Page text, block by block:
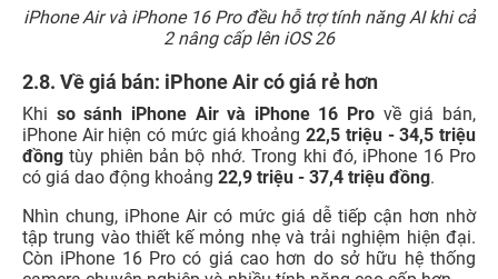
iPhone Air và iPhone 16 Pro đều hỗ trợ tính năng AI khi cả
2 nâng cấp lên iOS 26
2.8. Về giá bán: iPhone Air có giá rẻ hơn
Khi so sánh iPhone Air và iPhone 16 Pro về giá bán,
iPhone Air hiện có mức giá khoảng22,5 triệu - 34,5 triệu
đồng tùy phiên bản bộ nhớ. Trong khi đó, iPhone 16 Pro
có giá dao động khoảng 22,9 triệu - 37,4 triệu đồng.
Nhìn chung, iPhone Air có mức giá dễ tiếp cận hơn nhờ
tập trung vào thiết kế mỏng nhẹ và trải nghiệm hiện đại.
Còn iPhone 16 Pro có giá cao hơn do sở hữu hệ thống